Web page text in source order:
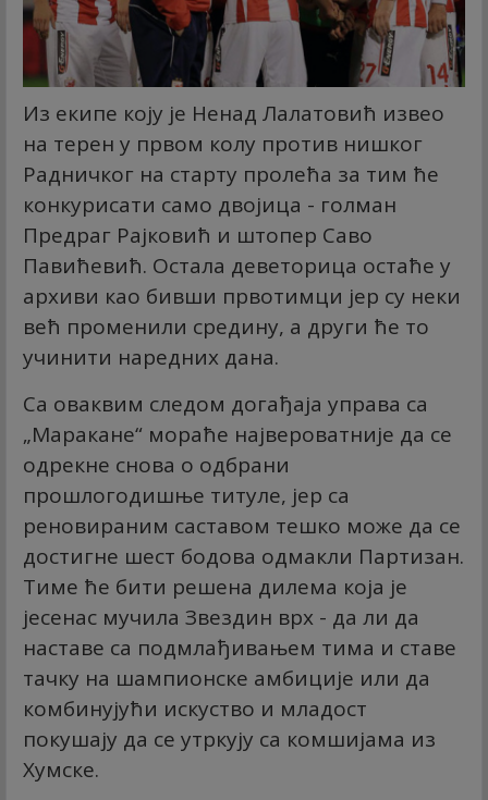
Из екипе коју је Ненад Лалатовић извео
на терен у првом колу против нишког
Радничког на старту пролећа за тим ће
конкурисати само двојица - голман
Предраг Рајковић и штопер Саво
Павићевић. Остала деветорица остаће у
архиви као бивши првотимци јер су неки
већ променили средину, а други ће то
учинити наредних дана.
Са оваквим следом догађаја управа са
„Маракане“ мораће највероватније да се
одрекне снова о одбрани
прошлогодишње титуле, јер са
реновираним саставом тешко може да се
достигне шест бодова одмакли Партизан.
Тиме ће бити решена дилема која је
јесенас мучила Звездин врх - да ли да
наставе са подмлађивањем тима и ставе
тачку на шампионске амбиције или да
комбинујући искуство и младост
покушају да се утркују са комшијама из
Хумске.